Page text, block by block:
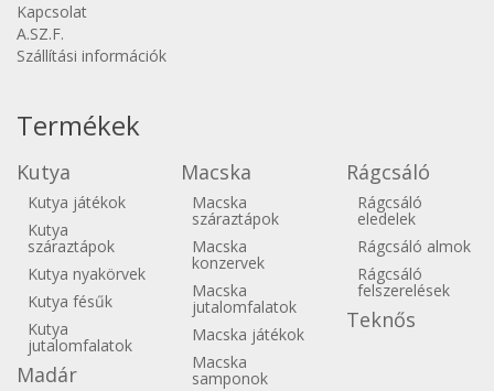
Kapcsolat
A.SZ.F.
Szállítási információk
Termékek
Kutya
Kutya játékok
Kutya
száraztápok
Kutya nyakörvek
Kutya fésűk
Kutya
jutalomfalatok
Madár
Macska
Macska
száraztápok
Macska
konzervek
Macska
jutalomfalatok
Macska játékok
Macska
samponok
Rágcsáló
Rágcsáló
eledelek
Rágcsáló almok
Rágcsáló
felszerelések
Teknős